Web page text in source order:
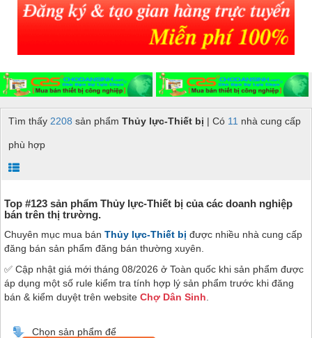
Tìm thấy 2208 sản phẩm Thủy lực-Thiết bị | Có 11 nhà cung cấp
phù hợp
Top #123 sản phẩm Thủy lực-Thiết bị của các doanh nghiệp
bán trên thị trường.
Chuyên mục mua bán Thủy lực-Thiết bị được nhiều nhà cung cấp
đăng bán sản phẩm đăng bán thường xuyên.
✅ Cập nhật giá mới tháng 08/2026 ở Toàn quốc khi sản phẩm được
áp dụng một số rule kiểm tra tính hợp lý sản phẩm trước khi đăng
bán & kiểm duyệt trên website Chợ Dân Sinh
Chọn sản phẩm để